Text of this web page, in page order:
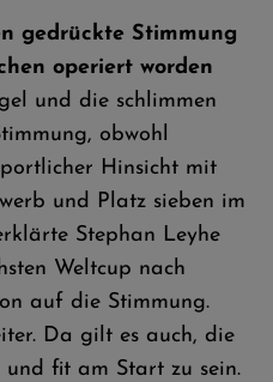
gedrückte Stimmung
operiert worden
und die schlimmen
obwohl
Hinsicht mit
und Platz sieben im
Stephan Leyhe
Weltcup nach
auf die Stimmung.
Da gilt es auch, die
und fit am Start zu sein.